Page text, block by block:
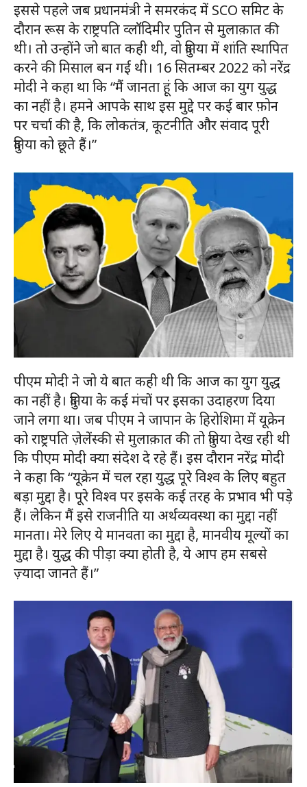
इससे पहले जब प्रधानमंत्री ने समरकंद में SCO समिट के
दौरान रूस के राष्ट्रपति व्लॉदिमीर पुतिन से मुलाक़ात की
थी। तो उन्होंने जो बात कही थी, वो दुनिया में शांति स्थापित
करने की मिसाल बन गई थी। 16 सितम्बर 2022 को नरेंद्र
मोदी ने कहा था कि “मैं जानता हूं कि आज का युग युद्ध
का नहीं है। हमने आपके साथ इस मुद्दे पर कई बार फ़ोन
पर चर्चा की है, कि लोकतंत्र, कूटनीति और संवाद पूरी
दुनिया को छूते हैं।”
पीएम मोदी ने जो ये बात कही थी कि आज का युग युद्ध
का नहीं है। दुनिया के कई मंचों पर इसका उदाहरण दिया
जाने लगा था। जब पीएम ने जापान के हिरोशिमा में यूक्रेन
को राष्ट्रपति ज़ेलेंस्की से मुलाक़ात की तो दुनिया देख रही थी
कि पीएम मोदी क्या संदेश दे रहे हैं। इस दौरान नरेंद्र मोदी
ने कहा कि “यूक्रेन में चल रहा युद्ध पूरे विश्व के लिए बहुत
बड़ा मुद्दा है। पूरे विश्व पर इसके कई तरह के प्रभाव भी पड़े
हैं। लेकिन मैं इसे राजनीति या अर्थव्यवस्था का मुद्दा नहीं
मानता। मेरे लिए ये मानवता का मुद्दा है, मानवीय मूल्यों का
मुद्दा है। युद्ध की पीड़ा क्या होती है, ये आप हम सबसे
ज़्यादा जानते हैं।”